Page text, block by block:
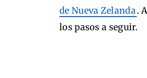
de Nueva Zelanda.
los pasos a seguir.